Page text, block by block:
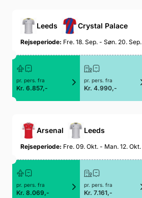
Leeds Crystal Palace
Rejseperiode: Fre. 18. Sep. - Søn. 20. Sep.
pr. pers. fra
Kr. 6.857,-
pr. pers. fra
Kr. 4.990,-
Arsenal Leeds
Rejseperiode: Fre. 09. Okt. - Man. 12. Okt.
pr. pers. fra
Kr. 8.069,-
pr. pers. fra
Kr. 7.161,-